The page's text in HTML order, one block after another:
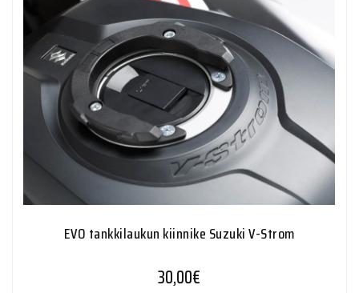
EVO tankkilaukun kiinnike Suzuki V-Strom
30,00€